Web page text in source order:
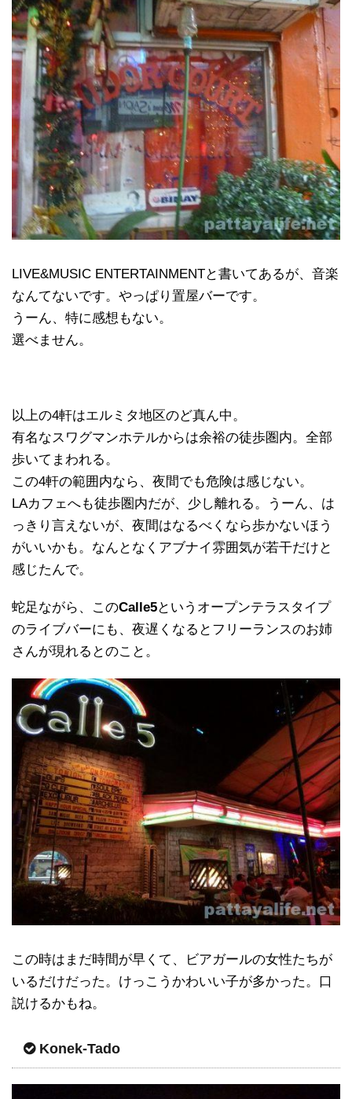
LIVE&MUSIC ENTERTAINMENTと書いてあるが、音楽
なんてないです。やっぱり置屋バーです。
うーん、特に感想もない。
選べません。
以上の4軒はエルミタ地区のど真ん中。
有名なスワグマンホテルからは余裕の徒歩圏内。全部
歩いてまわれる。
この4軒の範囲内なら、夜間でも危険は感じない。
LAカフェへも徒歩圏内だが、少し離れる。うーん、は
っきり言えないが、夜間はなるべくなら歩かないほう
がいいかも。なんとなくアブナイ雰囲気が若干だけと
感じたんで。
蛇足ながら、このCalle5というオープンテラスタイプ
のライブバーにも、夜遅くなるとフリーランスのお姉
さんが現れるとのこと。
この時はまだ時間が早くて、ビアガールの女性たちが
いるだけだった。けっこうかわいい子が多かった。口
説けるかもね。
Konek-Tado